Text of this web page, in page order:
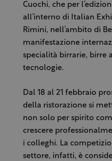
Cuochi, che per
all’interno di Italian
Rimini, nell’ambito di
manifestazione
specialità birrarie, birre
tecnologie.
Dal 18 al 21 febbraio
della ristorazione si
non solo per spirito
crescere
i colleghi. La
settore, infatti, è